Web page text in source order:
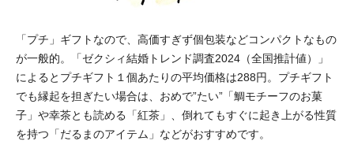
「プチ」ギフトなので、高価すぎず個包装などコンパクトなもの
が一般的。「ゼクシィ結婚トレンド調査2024（全国推計値）」
によるとプチギフト１個あたりの平均価格は288円。プチギフト
でも縁起を担ぎたい場合は、おめで”たい”「鯛モチーフのお菓
子」や幸茶とも読める「紅茶」、倒れてもすぐに起き上がる性質
を持つ「だるまのアイテム」などがおすすめです。